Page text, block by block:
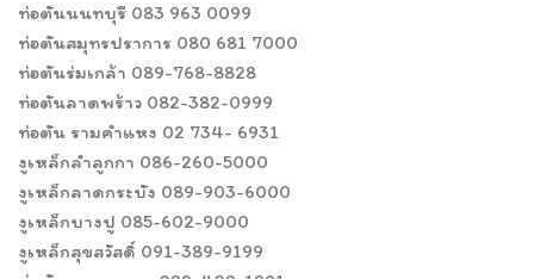
ท่อตันนนทบุรี 083 963 0099
ท่อตันสมุทรปราการ 080 681 7000
ท่อตันร่มเกล้า 089-768-8828
ท่อตันลาดพร้าว 082-382-0999
ท่อตัน รามคำแหง 02 734- 6931
งูเหล็กลำลูกกา 086-260-5000
งูเหล็กลาดกระบัง 089-903-6000
งูเหล็กบางปู 085-602-9000
งูเหล็กสุขสวัสดิ์ 091-389-9199